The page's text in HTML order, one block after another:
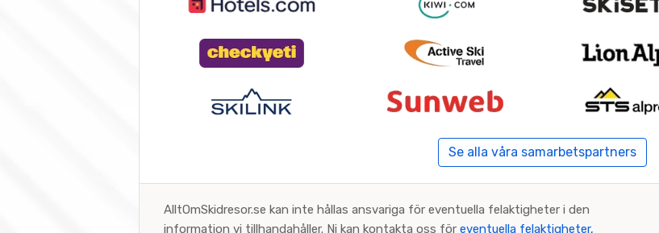
Se alla våra samarbetspartners
AlltOmSkidresor.se kan inte hållas ansvariga för eventuella felaktigheter i den
information vi tillhandahåller. Ni kan kontakta oss för eventuella felaktigheter,